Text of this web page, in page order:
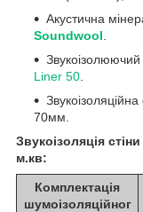
Акустична
Soundwool
Liner 50
70мм.
Звукоізоляція
м.кв:
Комплектація
шумоізоляційног